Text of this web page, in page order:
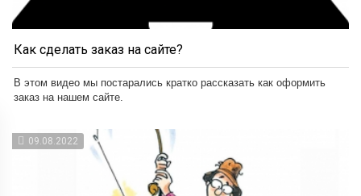
Как сделать заказ на сайте?
В этом видео мы постарались кратко рассказать как оформить
заказ на нашем сайте.
09.08.2022